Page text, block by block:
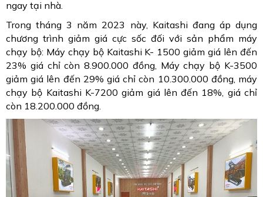
ngay tại nhà.
Trong tháng 3 năm 2023 này, Kaitashi đang áp dụng
chương trình giảm giá cực sốc đối với sản phẩm máy
chạy bộ: Máy chạy bộ Kaitashi K- 1500 giảm giá lên đến
23% giá chỉ còn 8.900.000 đồng, Máy chạy bộ K-3500
giảm giá lên đến 29% giá chỉ còn 10.300.000 đồng, máy
chạy bộ Kaitashi K-7200 giảm giá lên đến 18%, giá chỉ
còn 18.200.000 đồng.